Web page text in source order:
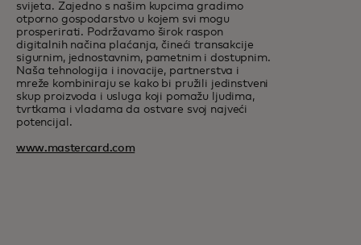
svijeta. Zajedno s našim kupcima gradimo
otporno gospodarstvo u kojem svi mogu
prosperirati. Podržavamo širok raspon
digitalnih načina plaćanja, čineći transakcije
sigurnim, jednostavnim, pametnim i dostupnim.
Naša tehnologija i inovacije, partnerstva i
mreže kombiniraju se kako bi pružili jedinstveni
skup proizvoda i usluga koji pomažu ljudima,
tvrtkama i vladama da ostvare svoj najveći
potencijal.
www.mastercard.com